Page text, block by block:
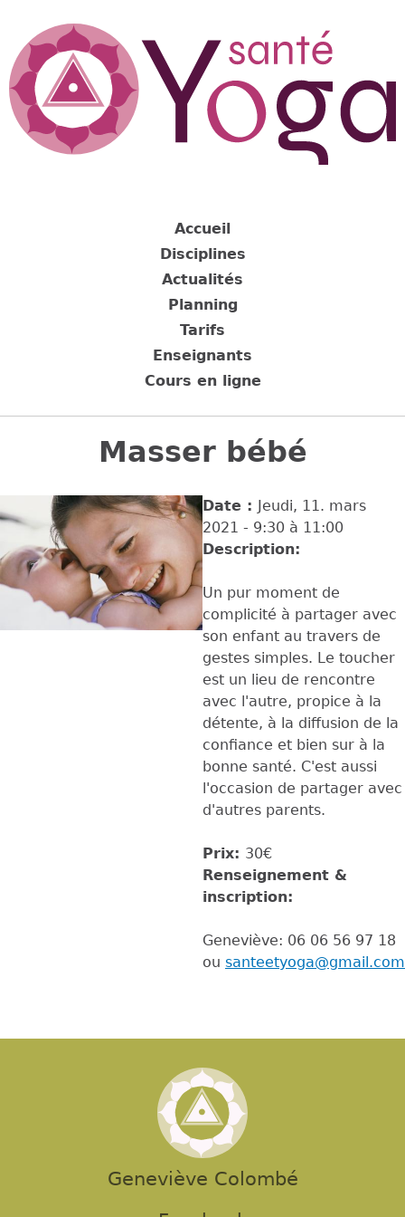
navigation
Back
Masser bébé
Date : Jeudi, 11. mars
2021 - 9:30 à 11:00
Description:
Un pur moment de
complicité à partager avec
son enfant au travers de
gestes simples. Le toucher
est un lieu de rencontre
avec l'autre, propice à la
détente, à la diffusion de la
confiance et bien sur à la
bonne santé. C'est aussi
l'occasion de partager avec
d'autres parents.
Prix: 30€
Renseignement &
inscription:
Geneviève: 06 06 56 97 18
ou santeetyoga@gmail.com
Accueil
Disciplines
Actualités
Planning
Tarifs
Enseignants
Cours en ligne
Geneviève Colombé